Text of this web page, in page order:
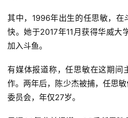
其中，1996年出生的任思敏，在
快。她于2017年11月获得华威大
加入斗鱼。
有媒体报道称，任思敏在这期间
作。两年后，陈少杰被捕，任思
委员会，年仅27岁。